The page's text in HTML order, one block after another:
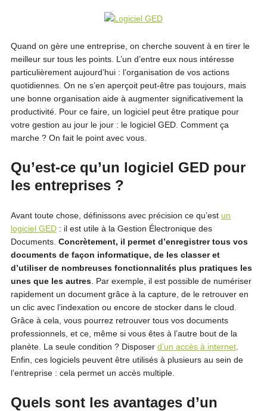
Quand on gère une entreprise, on cherche souvent à en tirer le
meilleur sur tous les points. L’un d’entre eux nous intéresse
particulièrement aujourd’hui : l’organisation de vos actions
quotidiennes. On ne s’en aperçoit peut-être pas toujours, mais
une bonne organisation aide à augmenter significativement la
productivité. Pour ce faire, un logiciel peut être pratique pour
votre gestion au jour le jour : le logiciel GED. Comment ça
marche ? On fait le point avec vous.
Qu’est-ce qu’un logiciel GED pour
les entreprises ?
Avant toute chose, définissons avec précision ce qu’est un
logiciel GED: il est utile à la Gestion Électronique des
Documents. Concrètement, il permet d’enregistrer tous vos
documents de façon informatique, de les classer et
d’utiliser de nombreuses fonctionnalités plus pratiques les
unes que les autres. Par exemple, il est possible de numériser
rapidement un document grâce à la capture, de le retrouver en
un clic avec l’indexation ou encore de stocker dans le cloud.
Grâce à cela, vous pourrez retrouver tous vos documents
professionnels, et ce, même si vous êtes à l’autre bout de la
planète. La seule condition ? Disposer d’un accès à internet.
Enfin, ces logiciels peuvent être utilisés à plusieurs au sein de
l’entreprise : cela permet un accès multiple.
Quels sont les avantages d’un